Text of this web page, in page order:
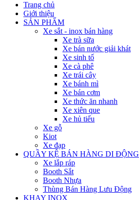
Trang chủ
Giới thiệu
SẢN PHẨM
Xe sắt - inox bán hàng
Xe trà sữa
Xe bán nước giải khát
Xe sinh tố
Xe cà phê
Xe trái cây
Xe bánh mì
Xe bán cơm
Xe thức ăn nhanh
Xe xiên que
Xe hủ tiếu
Xe gỗ
Kiot
Xe đạp
QUẦY KỆ BÁN HÀNG DI ĐỘNG
Xe lắp ráp
Booth Sắt
Booth Nhựa
Thùng Bán Hàng Lưu Động
KHAY INOX